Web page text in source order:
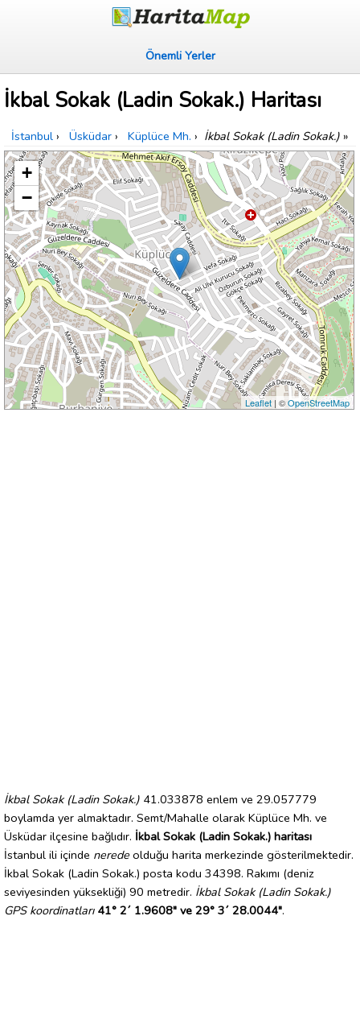
Önemli Yerler
İkbal Sokak (Ladin Sokak.) Haritası
İstanbul › Üsküdar › Küplüce Mh. › İkbal Sokak (Ladin Sokak.) »
+
−
Leaflet| ©OpenStreetMap
İkbal Sokak (Ladin Sokak.) 41.033878 enlem ve 29.057779
boylamda yer almaktadır. Semt/Mahalle olarak Küplüce Mh. ve
Üsküdar ilçesine bağlıdır. İkbal Sokak (Ladin Sokak.) haritası
İstanbul ili içinde nerede olduğu harita merkezinde gösterilmektedir.
İkbal Sokak (Ladin Sokak.) posta kodu 34398. Rakımı (deniz
seviyesinden yüksekliği) 90 metredir. İkbal Sokak (Ladin Sokak.)
GPS koordinatları 41° 2´ 1.9608" ve 29° 3´ 28.0044".